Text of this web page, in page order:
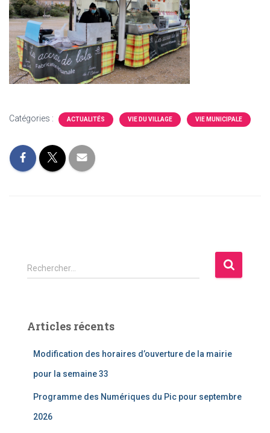
Catégories : ACTUALITÉS VIE DU VILLAGE VIE MUNICIPALE
R
e
r
Rechercher…
Articles récents
Modification des horaires d’ouverture de la mairie
pour la semaine 33
Programme des Numériques du Pic pour septembre
2026